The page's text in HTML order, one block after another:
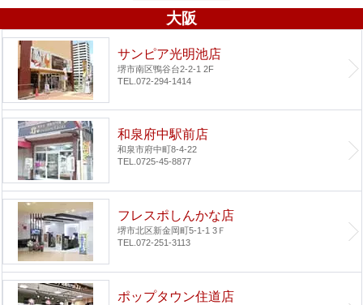
大阪
サンピア光明池店
堺市南区鴨谷台2-2-1 2F
TEL.072-294-1414
和泉府中駅前店
和泉市府中町8-4-22
TEL.0725-45-8877
フレスポしんかな店
堺市北区新金岡町5-1-1 3Ｆ
TEL.072-251-3113
ポップタウン住道店